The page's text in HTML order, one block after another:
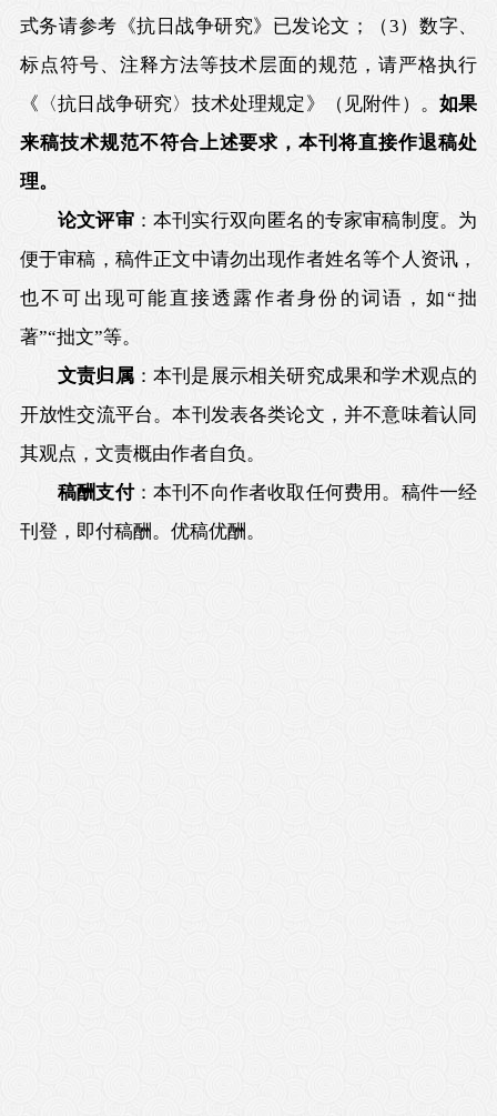
式务请参考《抗日战争研究》已发论文；（3）数字、
标点符号、注释方法等技术层面的规范，请严格执行
《〈抗日战争研究〉技术处理规定》（见附件）。 如果
来稿技术规范不符合上述要求，本刊将直接作退稿处
理。
论文评审：本刊实行双向匿名的专家审稿制度。为
便于审稿，稿件正文中请勿出现作者姓名等个人资讯，
也不可出现可能直接透露作者身份的词语，如“拙
著”“拙文”等。
文责归属：本刊是展示相关研究成果和学术观点的
开放性交流平台。本刊发表各类论文，并不意味着认同
其观点，文责概由作者自负。
稿酬支付：本刊不向作者收取任何费用。稿件一经
刊登，即付稿酬。优稿优酬。